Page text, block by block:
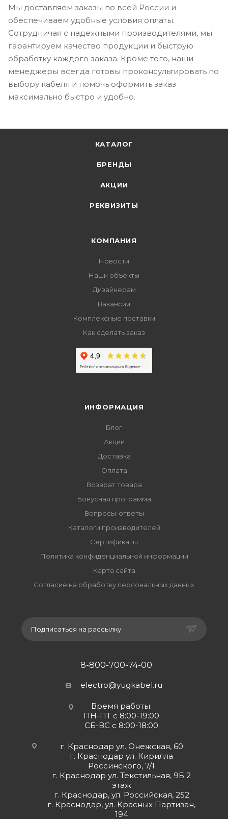
Мы доставляем заказы по всей России и
обеспечиваем удобные условия оплаты.
Сотрудничая с надежными производителями, мы
гарантируем качество продукции и быструю
обработку каждого заказа. Кроме того, наши
менеджеры всегда готовы проконсультировать по
выбору кабеля и помочь оформить заказ
максимально быстро и удобно.
КАТАЛОГ
БРЕНДЫ
АКЦИИ
РЕКВИЗИТЫ
КОМПАНИЯ
Новости
Наши объекты
Дизайнерам
Вакансии
Комплексные поставки
Как сделать заказ
ИНФОРМАЦИЯ
Блог
Акции
Доставка
Оплата
Возврат товара
Бонусная программа
Вопросы-ответы
Каталоги производителей
Сертификаты
Политика конфиденциальной информации
Карта сайта
Согласие на обработку персональных данных
Подписаться на рассылку
8-800-700-74-00
electro@yugkabel.ru
Время работы:
ПН-ПТ с 8:00-19:00
СБ-ВС с 8:00-18:00
г. Краснодар ул. Онежская, 60
г. Краснодар ул. Кирилла
Россинского, 7/1
г. Краснодар ул. Текстильная, 9Б 2
этаж
г. Краснодар, ул. Российская, 252
г. Краснодар, ул. Красных Партизан,
194